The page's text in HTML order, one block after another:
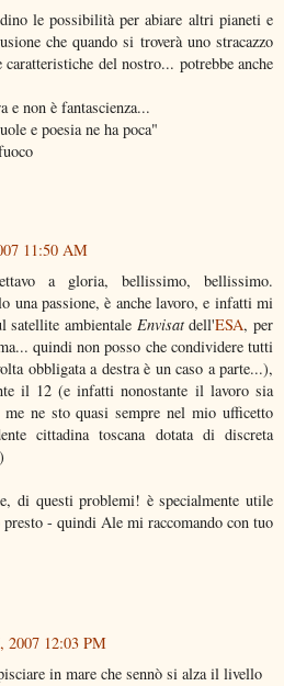
le possibilità per abiare altri pianeti e
che quando si troverà uno stracazzo
caratteristiche del nostro... potrebbe anche
e non è fantascienza...
e poesia ne ha poca"
11:50 AM
a gloria, bellissimo, bellissimo.
una passione, è anche lavoro, e infatti mi
satellite ambientale Envisatdell'ESA, per
quindi non posso che condividere tutti
obbligata a destra è un caso a parte...),
il 12 (e infatti nonostante il lavoro sia
ne sto quasi sempre nel mio ufficetto
cittadina toscana dotata di discreta
di questi problemi! è specialmente utile
- quindi Ale mi raccomando con tuo
2007 12:03 PM
in mare che sennò si alza il livello